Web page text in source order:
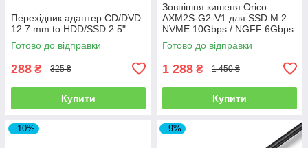
Перехідник адаптер CD/DVD
12.7 mm to HDD/SSD 2.5"
Готово до відправки
288 ₴ 325 ₴
Купити
Зовнішня кишеня Orico
AXM2S-G2-V1 для SSD M.2
NVME 10Gbps / NGFF 6Gbps
Type-C/USB - Gray
Готово до відправки
1 288 ₴ 1 450 ₴
Купити
–10% –9%